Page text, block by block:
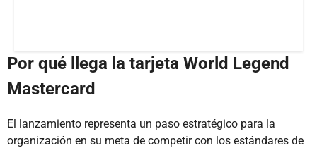
Por qué llega la tarjeta World Legend
Mastercard
El lanzamiento representa un paso estratégico para la
organización en su meta de competir con los estándares de